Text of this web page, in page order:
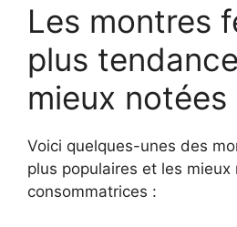
Les montres
plus
mieux notées
Voici quelques-unes des
plus populaires et les mieux
consommatrices :